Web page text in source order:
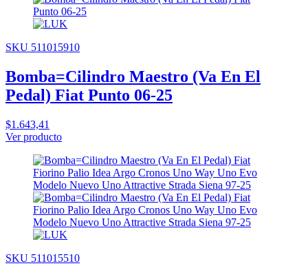
SKU 511015910
Bomba=Cilindro Maestro (Va En El
Pedal) Fiat Punto 06-25
$1.643,41
Ver producto
SKU 511015510